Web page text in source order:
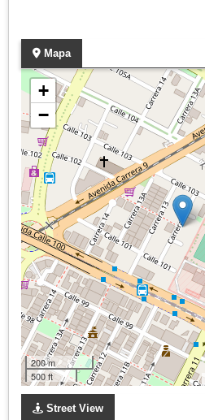
Mapa
+
−
200 m
500 ft
Street View